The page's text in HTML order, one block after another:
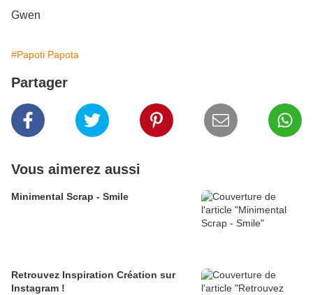
Gwen
#Papoti Papota
Partager
Vous aimerez aussi
Minimental Scrap - Smile
Retrouvez Inspiration Création sur
Instagram !